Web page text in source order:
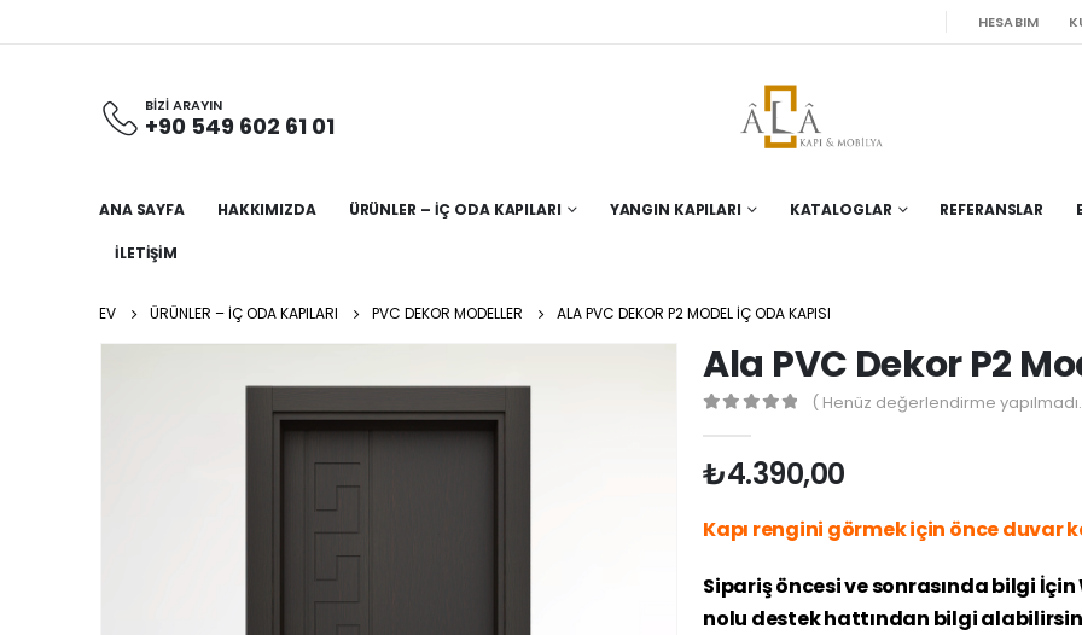
HESABIM
BİZİ ARAYIN
+90 549 602 61 01
ANA SAYFA HAKKIMIZDA ÜRÜNLER – İÇ ODA KAPILARI YANGIN KAPILARI KATALOGLAR REFERANSLAR
İLETIŞIM
EV ÜRÜNLER – İÇ ODA KAPILARI PVC DEKOR MODELLER ALA PVC DEKOR P2 MODEL İÇ ODA KAPISI
Ala PVC Dekor P2
( Henüz değerlendirme
₺4.390,00
Kapı rengini görmek için önce duvar
Sipariş öncesi ve sonrasında bilgi
nolu destek hattından bilgi